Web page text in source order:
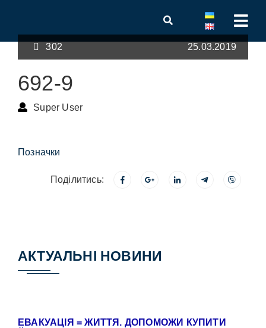
302 25.03.2019
692-9
Super User
Позначки
Поділитись:
АКТУАЛЬНІ НОВИНИ
ЕВАКУАЦІЯ = ЖИТТЯ. ДОПОМОЖИ КУПИТИ